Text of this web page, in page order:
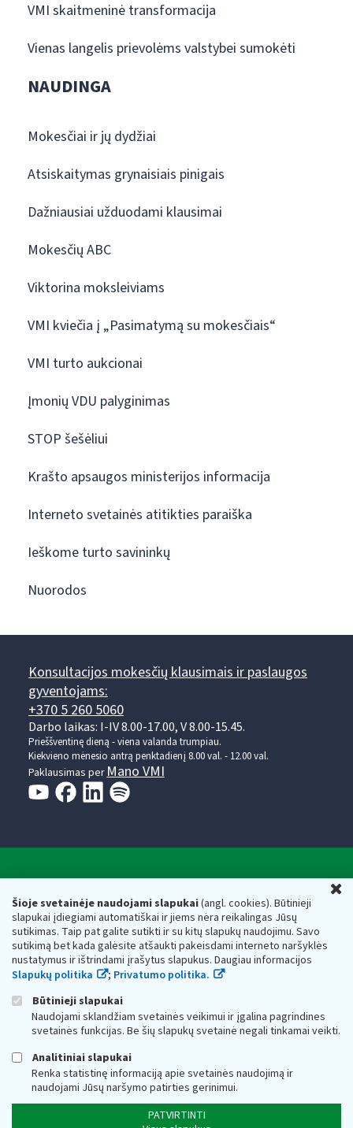
Šioje svetainėje naudojami slapukai(angl. cookies). Būtinieji
slapukai įdiegiami automatiškai ir jiems nėra reikalingas Jūsų
sutikimas. Taip pat galite sutikti ir su kitų slapukų naudojimu. Savo
sutikimą bet kada galėsite atšaukti pakeisdami interneto naršyklės
nustatymus ir ištrindami įrašytus slapukus. Daugiau informacijos
Slapukų politika
; Privatumo politika.
Būtinieji slapukai
Naudojami sklandžiam svetainės veikimui ir įgalina pagrindines
svetainės funkcijas. Be šių slapukų svetainė negali tinkamai veikti.
Analitiniai slapukai
Renka statistinę informaciją apie svetainės naudojimą ir
naudojami Jūsų naršymo patirties gerinimui.
PATVIRTINTI
VMI skaitmeninė transformacija
Vienas langelis prievolėms valstybei sumokėti
NAUDINGA
Mokesčiai ir jų dydžiai
Atsiskaitymas grynaisiais pinigais
Dažniausiai užduodami klausimai
Mokesčių ABC
Viktorina moksleiviams
VMI kviečia į „Pasimatymą su mokesčiais“
VMI turto aukcionai
Įmonių VDU palyginimas
STOP šešėliui
Krašto apsaugos ministerijos informacija
Interneto svetainės atitikties paraiška
Ieškome turto savininkų
Nuorodos
Konsultacijos mokesčių klausimais ir paslaugos
gyventojams:
+370 5 260 5060
Darbo laikas: I-IV 8.00-17.00, V 8.00-15.45.
Prieššventinę dieną - viena valanda trumpiau.
Kiekvieno mėnesio antrą penktadienį 8.00 val. - 12.00 val.
Paklausimas perMano VMI
Valstybinė mokesčių inspekcija prie Lietuvos
Respublikos finansų ministerijos
Biudžetinė įstaiga. Juridinio asmens kodas — 188659752,
adresas: Vasario 16-osios g. 14, 01107 Vilnius, Lietuva, el.paštas:
vmi@vmi.lt, E. pristatymo dėžutės adresas 188659752
Duomenys apie Valstybinę mokesčių inspekciją prie Lietuvos
Respublikos finansų ministerijos kaupiami ir saugomi Juridinių